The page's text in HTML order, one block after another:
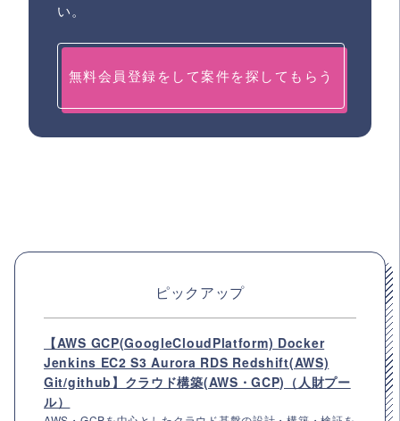
い。
無料会員登録をして案件を探してもらう
ピックアップ
【AWS GCP(GoogleCloudPlatform) Docker
Jenkins EC2 S3 Aurora RDS Redshift(AWS)
Git/github】クラウド構築(AWS・GCP)（人財プー
ル）